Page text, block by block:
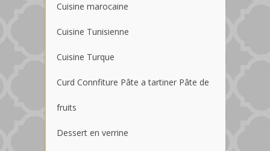
Cuisine marocaine
Cuisine Tunisienne
Cuisine Turque
Curd Connfiture Pâte a tartiner Pâte de
fruits
Dessert en verrine